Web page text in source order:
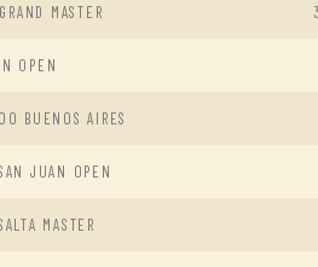
MASTER
OPEN
BUENOS AIRES
JUAN OPEN
MASTER